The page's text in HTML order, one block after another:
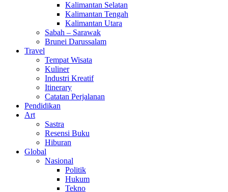
Kalimantan Selatan
Kalimantan Tengah
Kalimantan Utara
Sabah – Sarawak
Brunei Darussalam
Travel
Tempat Wisata
Kuliner
Industri Kreatif
Itinerary
Catatan Perjalanan
Pendidikan
Art
Sastra
Resensi Buku
Hiburan
Global
Nasional
Politik
Hukum
Tekno